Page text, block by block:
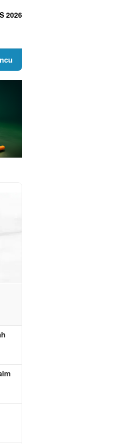
2026
Marak, DLH Surabaya Beri